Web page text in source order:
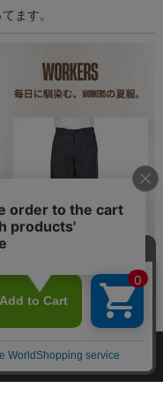
ます。
る表示 お店案内